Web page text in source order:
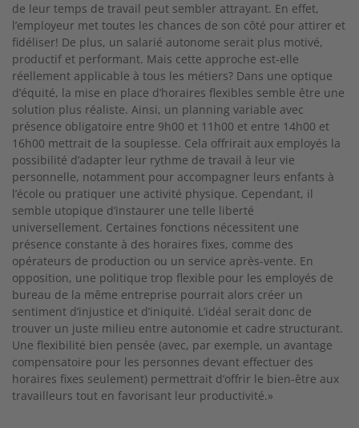
de leur temps de travail peut sembler attrayant. En effet,
l’employeur met toutes les chances de son côté pour attirer et
fidéliser! De plus, un salarié autonome serait plus motivé,
productif et performant. Mais cette approche est-elle
réellement applicable à tous les métiers? Dans une optique
d’équité, la mise en place d’horaires flexibles semble être une
solution plus réaliste. Ainsi, un planning variable avec
présence obligatoire entre 9h00 et 11h00 et entre 14h00 et
16h00 mettrait de la souplesse. Cela offrirait aux employés la
possibilité d’adapter leur rythme de travail à leur vie
personnelle, notamment pour accompagner leurs enfants à
l’école ou pratiquer une activité physique. Cependant, il
semble utopique d’instaurer une telle liberté
universellement. Certaines fonctions nécessitent une
présence constante à des horaires fixes, comme des
opérateurs de production ou un service après-vente. En
opposition, une politique trop flexible pour les employés de
bureau de la même entreprise pourrait alors créer un
sentiment d’injustice et d’iniquité. L’idéal serait donc de
trouver un juste milieu entre autonomie et cadre structurant.
Une flexibilité bien pensée (avec, par exemple, un avantage
compensatoire pour les personnes devant effectuer des
horaires fixes seulement) permettrait d’offrir le bien-être aux
travailleurs tout en favorisant leur productivité.»